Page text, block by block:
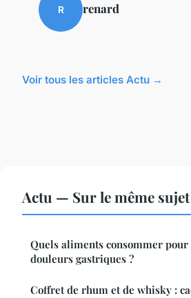
R renard
Voir tous les articles Actu →
Actu — Sur le même sujet
Quels aliments consommer
douleurs gastriques ?
Coffret de rhum et de whisky :